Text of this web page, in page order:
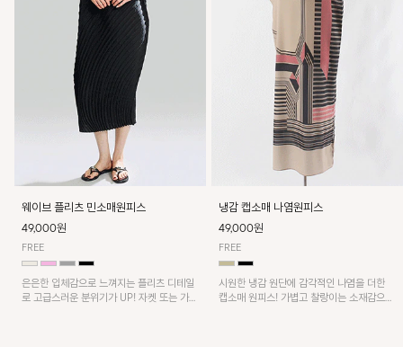
웨이브 플리츠 민소매원피스
49,000원
FREE
은은한 입체감으로 느껴지는 플리츠 디테일
로 고급스러운 분위기가 UP! 자켓 또는 가디
냉감 캡소매 나염원피스
49,000원
FREE
시원한 냉감 원단에 감각적인 나염을 더한
캡소매 원피스! 가볍고 찰랑이는 소재감으로